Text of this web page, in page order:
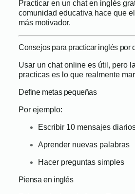
Practicar en un chat en inglés
comunidad educativa hace que
más motivador.
Consejos para practicar inglés por
Usar un chat online es útil, pero
practicas es lo que realmente
Define metas pequeñas
Por ejemplo:
Escribir 10 mensajes
Aprender nuevas palabras
Hacer preguntas simples
Piensa en inglés